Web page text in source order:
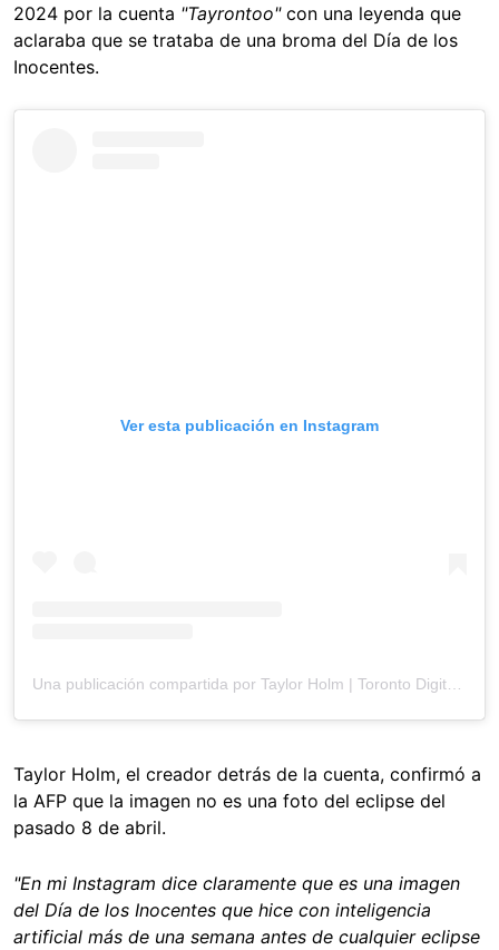
2024 por la cuenta "Tayrontoo"con una leyenda que
aclaraba que se trataba de una broma del Día de los
Inocentes.
Ver esta publicación en Instagram
Taylor Holm, el creador detrás de la cuenta, confirmó a
la AFP que la imagen no es una foto del eclipse del
pasado 8 de abril.
"En mi Instagram dice claramente que es una imagen
del Día de los Inocentes que hice con inteligencia
artificial más de una semana antes de cualquier eclipse